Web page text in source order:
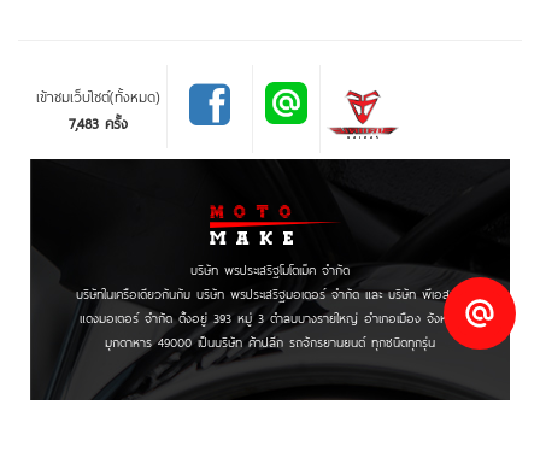
เข้าชมเว็บไซต์(ทั้งหมด)
7,483 ครั้ง
บริษัท พรประเสริฐโมโตเม็ค จำกัด
บริษัทในเครือเดียวกันกับ บริษัท พรประเสริฐมอเตอร์ จำกัด และ บริษัท พีเอสมด
แดงมอเตอร์ จำกัด ตั้งอยู่ 393 หมู่ 3 ตำลบบางรายใหญ่ อำเภอเมือง จังหวัด
มุกดาหาร 49000 เป็นบริษัท ค้าปลีก รถจักรยานยนต์ ทุกชนิดทุกรุ่น